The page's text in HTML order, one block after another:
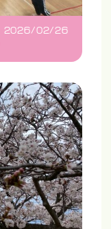
2026/02/26